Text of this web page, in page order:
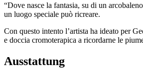
“Dove nasce la fantasia, su di un
un luogo speciale può ricreare.
Con questo intento l’artista ha ideato per
e doccia cromoterapica a ricordarne le
Ausstattung